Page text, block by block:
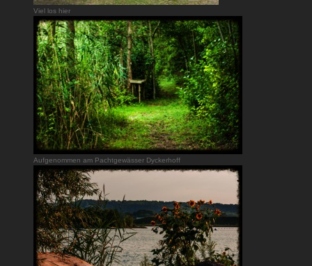
Viel los hier
Aufgenommen am Pachtgewässer Dyckerhoff